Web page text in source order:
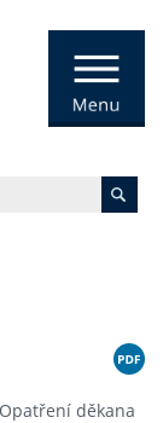
Opatření děkana